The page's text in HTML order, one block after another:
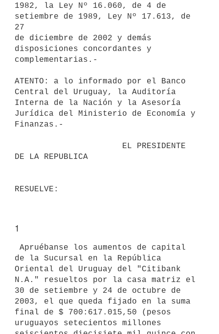
1982, la Ley Nº 16.060, de 4 de
setiembre de 1989, Ley Nº 17.613, de
27
de diciembre de 2002 y demás
disposiciones concordantes y
complementarias.-
ATENTO: a lo informado por el Banco
Central del Uruguay, la Auditoría
Interna de la Nación y la Asesoría
Jurídica del Ministerio de Economía y
Finanzas.-
DE LA REPUBLICA
1
de la Sucursal en la República
Oriental del Uruguay del "Citibank
N.A." resueltos por la casa matriz el
30 de setiembre y 24 de octubre de
2003, el que queda fijado en la suma
final de $ 700:617.015,50 (pesos
uruguayos setecientos millones